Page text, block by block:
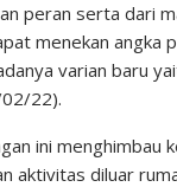
peran serta dari
menekan angka
varian baru
22).
ini menghimbau
aktivitas diluar